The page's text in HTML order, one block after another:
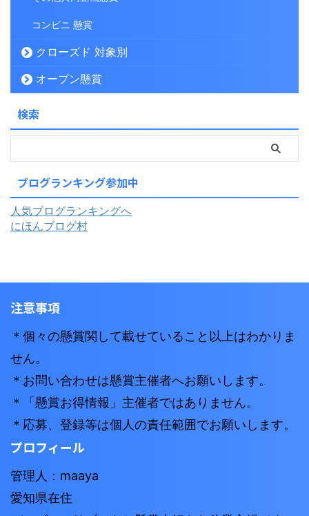
コンビニ 懸賞
クローズド 対象別
オープン懸賞
検索
ブログランキング参加中
人気ブログランキングへ
にほんブログ村
注意事項
＊個々の懸賞関して載せていること以上はわかりま
せん。
＊お問い合わせは懸賞主催者へお願いします。
＊「懸賞お得情報」主催者ではありません。
＊応募、登録等は個人の責任範囲でお願いします。
プロフィール
管理人：maaya
愛知県在住